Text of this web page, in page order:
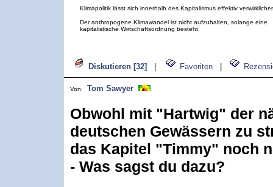
Klimapolitik lässt sich innerhalb des Kapitalismus effektiv
Der anthropogene Klimawandel ist nicht aufzuhalten, solange eine
kapitalistische Wirtschaftsordnung besteht.
Diskutieren [32] Favoriten
Von: Tom Sawyer
Obwohl mit "Hartwig" der
deutschen Gewässern zu
das Kapitel "Timmy" noch
- Was sagst du dazu?